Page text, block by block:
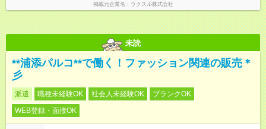
掲載元企業名 ラクスル株式会社
未読
**浦添パルコ**で働く！ファッション関連の販売＊
彡
派遣 職種未経験OK 社会人未経験OK
ブランクOK
WEB登録・面接OK